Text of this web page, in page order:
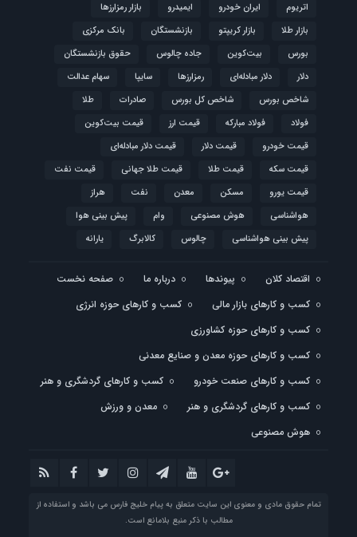
اتریوم ایران خودرو ایمیدرو
بازار رمزارزها
بازار طلا
بازار کریپتو بازنشستگان
بانک مرکزی
بورس
بیت‌کوین جاده چالوس
حقوق بازنشستگان
دلار
دلار مبادله‌ای رمزارزها سایپا
سهام عدالت
شاخص بورس
شاخص کل بورس صادرات
طلا
فولاد
فولاد مبارکه قیمت ارز
قیمت بیت‌کوین
قیمت خودرو
قیمت دلار
قیمت دلار مبادله‌ای
قیمت سکه
قیمت طلا قیمت طلا جهانی
قیمت نفت
قیمت یورو
مسکن معدن نفت
هراز
هواشناسی
هوش مصنوعی وام
پیش بینی هوا
پیش بینی هواشناسی
چالوس کالابرگ یارانه
اقتصاد کلان پیوندها درباره ما
صفحه نخست
کسب و کارهای بازار مالی
کسب و کارهای حوزه انرژی
کسب و کارهای حوزه کشاورزی
کسب و کارهای حوزه معدن و صنایع معدنی
کسب و کارهای صنعت خودرو
کسب و کارهای گردشگری و هنر
کسب و کارهای گردشگری و هنر
معدن و ورزش
هوش مصنوعی
تمام حقوق مادی و معنوی این سایت متعلق به پیام خلیج فارس می باشد و استفاده از
مطالب با ذکر منبع بلامانع است.